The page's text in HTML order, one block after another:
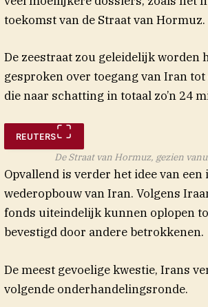
toekomst van de Straat van Hormuz.
De zeestraat zou geleidelijk worden
gesproken over toegang van Iran
die naar schatting in totaal zo’n 24
REUTERS
De Straat van Hormuz, gezien
Opvallend is verder het idee van
wederopbouw van Iran. Volgens
fonds uiteindelijk kunnen oplopen
bevestigd door andere betrokkenen.
De meest gevoelige kwestie, Irans
volgende onderhandelingsronde.